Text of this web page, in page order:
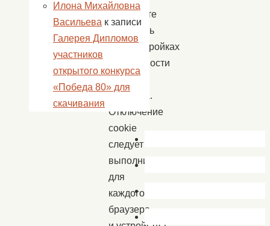
вы можете
отключить
их в настройках
безопасности
вашего
браузера.
Отключение
cookie
следует
выполнить
для
каждого
браузера
Илона Михайловна
Васильева к записи
Галерея Дипломов
участников
открытого конкурса
«Победа 80» для
скачивания